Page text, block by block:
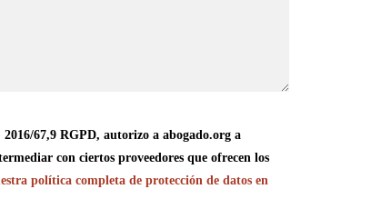
67,9 RGPD, autorizo a abogado.org a
con ciertos proveedores que ofrecen los
política completa de protección de datos en